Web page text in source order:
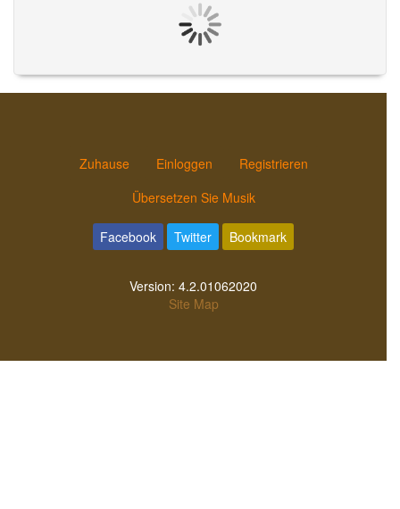
Zuhause Einloggen
Registrieren
Übersetzen Sie Musik
Facebook Twitter Bookmark
Version: 4.2.01062020
Site Map